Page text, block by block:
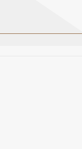
ISOEUGENOL,